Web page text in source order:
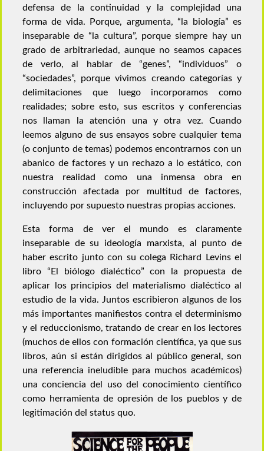
defensa de la continuidad y la complejidad una
forma de vida. Porque, argumenta, “la biología” es
inseparable de “la cultura”, porque siempre hay un
grado de arbitrariedad, aunque no seamos capaces
de verlo, al hablar de “genes”, “individuos” o
“sociedades”, porque vivimos creando categorías y
delimitaciones que luego incorporamos como
realidades; sobre esto, sus escritos y conferencias
nos llaman la atención una y otra vez. Cuando
leemos alguno de sus ensayos sobre cualquier tema
(o conjunto de temas) podemos encontrarnos con un
abanico de factores y un rechazo a lo estático, con
nuestra realidad como una inmensa obra en
construcción afectada por multitud de factores,
incluyendo por supuesto nuestras propias acciones.
Esta forma de ver el mundo es claramente
inseparable de su ideología marxista, al punto de
haber escrito junto con su colega Richard Levins el
libro “El biólogo dialéctico” con la propuesta de
aplicar los principios del materialismo dialéctico al
estudio de la vida. Juntos escribieron algunos de los
más importantes manifiestos contra el determinismo
y el reduccionismo, tratando de crear en los lectores
(muchos de ellos con formación científica, ya que sus
libros, aún si están dirigidos al público general, son
una referencia ineludible para muchos académicos)
una conciencia del uso del conocimiento científico
como herramienta de opresión de los pueblos y de
legitimación del status quo.